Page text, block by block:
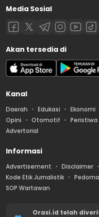
Media Sosial
Akan tersedia di
Kanal
Daerah Edukasi Ekonomi
Opini
Otomotif Peristiwa
Advertorial
Informasi
Advertisement Disclaimer
Kode Etik Jurnalistik
SOP Wartawan
Orasi.id telah